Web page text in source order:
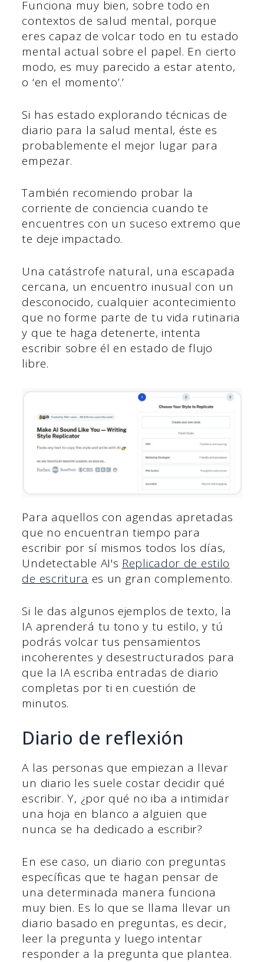
Funciona muy bien, sobre todo en
contextos de salud mental, porque
eres capaz de volcar todo en tu estado
mental actual sobre el papel. En cierto
modo, es muy parecido a estar atento,
o ‘en el momento’.’
Si has estado explorando técnicas de
diario para la salud mental, éste es
probablemente el mejor lugar para
empezar.
También recomiendo probar la
corriente de conciencia cuando te
encuentres con un suceso extremo que
te deje impactado.
Una catástrofe natural, una escapada
cercana, un encuentro inusual con un
desconocido, cualquier acontecimiento
que no forme parte de tu vida rutinaria
y que te haga detenerte, intenta
escribir sobre él en estado de flujo
libre.
Para aquellos con agendas apretadas
que no encuentran tiempo para
escribir por sí mismos todos los días,
Undetectable AI's Replicador de estilo
de escritura es un gran complemento.
Si le das algunos ejemplos de texto, la
IA aprenderá tu tono y tu estilo, y tú
podrás volcar tus pensamientos
incoherentes y desestructurados para
que la IA escriba entradas de diario
completas por ti en cuestión de
minutos.
Diario de reflexión
A las personas que empiezan a llevar
un diario les suele costar decidir qué
escribir. Y, ¿por qué no iba a intimidar
una hoja en blanco a alguien que
nunca se ha dedicado a escribir?
En ese caso, un diario con preguntas
específicas que te hagan pensar de
una determinada manera funciona
muy bien. Es lo que se llama llevar un
diario basado en preguntas, es decir,
leer la pregunta y luego intentar
responder a la pregunta que plantea.